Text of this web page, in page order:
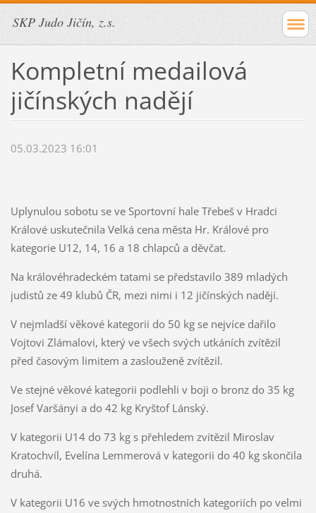
SKP Judo Jičín, z.s.
Kompletní medailová
jičínských nadějí
05.03.2023 16:01
Uplynulou sobotu se ve Sportovní hale Třebeš v Hradci
Králové uskutečnila Velká cena města Hr. Králové pro
kategorie U12, 14, 16 a 18 chlapců a děvčat.
Na královéhradeckém tatami se představilo 389 mladých
judistů ze 49 klubů ČR, mezi nimi i 12 jičínských nadějí.
V nejmladší věkové kategorii do 50 kg se nejvíce dařilo
Vojtovi Zlámalovi, který ve všech svých utkáních zvítězil
před časovým limitem a zaslouženě zvítězil.
Ve stejné věkové kategorii podlehli v boji o bronz do 35 kg
Josef Varšányi a do 42 kg Kryštof Lánský.
V kategorii U14 do 73 kg s přehledem zvítězil Miroslav
Kratochvíl, Evelína Lemmerová v kategorii do 40 kg skončila
druhá.
V kategorii U16 ve svých hmotnostních kategoriích po velmi